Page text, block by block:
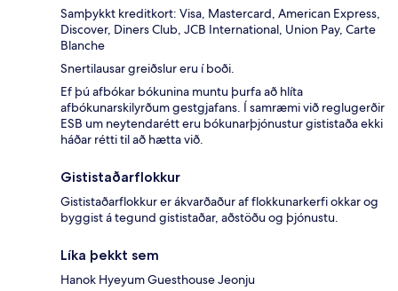
Samþykkt kreditkort: Visa, Mastercard, American Express,
Discover, Diners Club, JCB International, Union Pay, Carte
Blanche
Snertilausar greiðslur eru í boði.
Ef þú afbókar bókunina muntu þurfa að hlíta
afbókunarskilyrðum gestgjafans. Í samræmi við reglugerðir
ESB um neytendarétt eru bókunarþjónustur gististaða ekki
háðar rétti til að hætta við.
Gististaðarflokkur
Gististaðarflokkur er ákvarðaður af flokkunarkerfi okkar og
byggist á tegund gististaðar, aðstöðu og þjónustu.
Líka þekkt sem
Hanok Hyeyum Guesthouse Jeonju